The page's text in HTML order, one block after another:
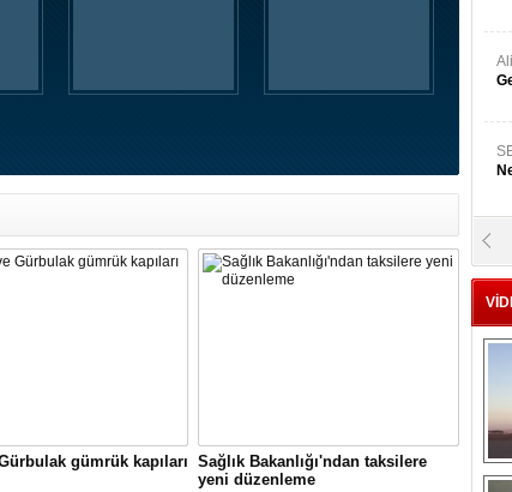
gümrük kapıları Sağlık Bakanlığı'ndan taksilere
yeni düzenleme